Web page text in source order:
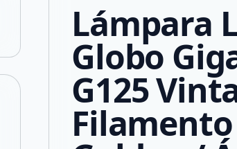
Compartir en Facebook
Compartir en XLámpara
Globo
G125
Filamento